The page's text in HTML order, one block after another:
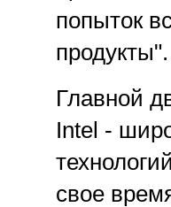
попыток
продукты".
Главной
Intel -
свое